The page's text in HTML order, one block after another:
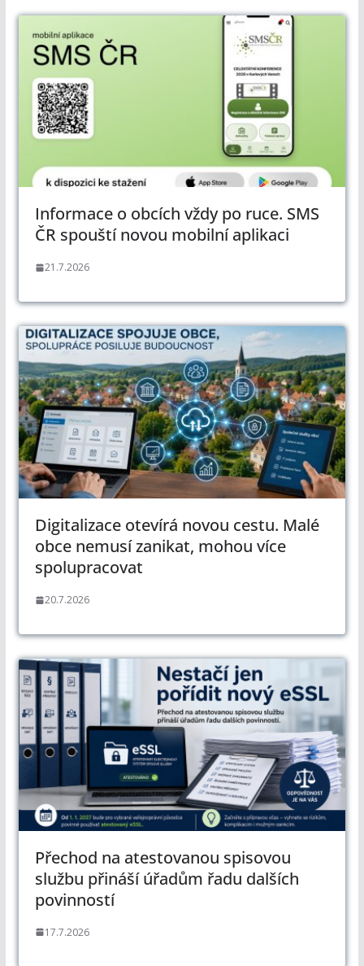
Informace o obcích vždy po ruce. SMS
ČR spouští novou mobilní aplikaci
21.7.2026
Digitalizace otevírá novou cestu. Malé
obce nemusí zanikat, mohou více
spolupracovat
20.7.2026
Přechod na atestovanou spisovou
službu přináší úřadům řadu dalších
povinností
17.7.2026